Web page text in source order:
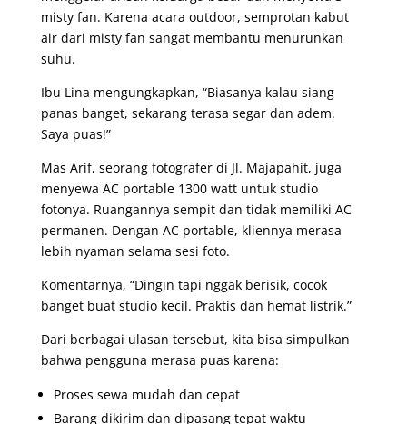
misty fan. Karena acara outdoor, semprotan kabut
air dari misty fan sangat membantu menurunkan
suhu.
Ibu Lina mengungkapkan, “Biasanya kalau siang
panas banget, sekarang terasa segar dan adem.
Saya puas!”
Mas Arif, seorang fotografer di Jl. Majapahit, juga
menyewa AC portable 1300 watt untuk studio
fotonya. Ruangannya sempit dan tidak memiliki AC
permanen. Dengan AC portable, kliennya merasa
lebih nyaman selama sesi foto.
Komentarnya, “Dingin tapi nggak berisik, cocok
banget buat studio kecil. Praktis dan hemat listrik.”
Dari berbagai ulasan tersebut, kita bisa simpulkan
bahwa pengguna merasa puas karena:
Proses sewa mudah dan cepat
Barang dikirim dan dipasang tepat waktu